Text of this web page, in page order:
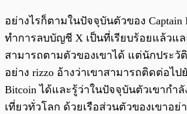
อย่างไรก็ตามในปัจจุบันตัวของ Captain
ทำการลบบัญชี X เป็นที่เรียบร้อยแล้วแ
สามารถตามตัวของเขาได้ แต่นักประวั
อย่าง rizzo อ้างว่าเขาสามารถติดต่อไปยั
Bitcoin ได้และรู้ว่าในปัจจุบันตัวเขากำลั
เที่ยวทั่วโลก ด้วยเรือส่วนตัวของเขาอย่